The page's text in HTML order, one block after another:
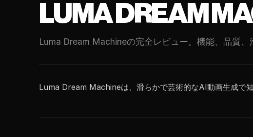
LUMA DREAM
Luma Dream Machineの完全レビュー。機能、品質、
Luma Dream Machineは、滑らかで芸術的なAI動画生成で